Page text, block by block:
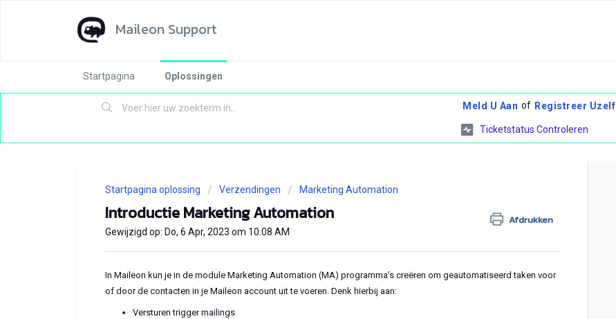
Maileon Support
Startpagina Oplossingen
Meld U Aan of Registreer Uzelf
Ticketstatus Controleren
Startpagina oplossing Verzendingen Marketing Automation
Introductie Marketing Automation Afdrukken
Gewijzigd op: Do, 6 Apr, 2023 om 10:08 AM
In Maileon kun je in de module Marketing Automation (MA) programma’s creëren om geautomatiseerd taken voor
of door de contacten in je Maileon account uit te voeren. Denk hierbij aan:
Versturen trigger mailings